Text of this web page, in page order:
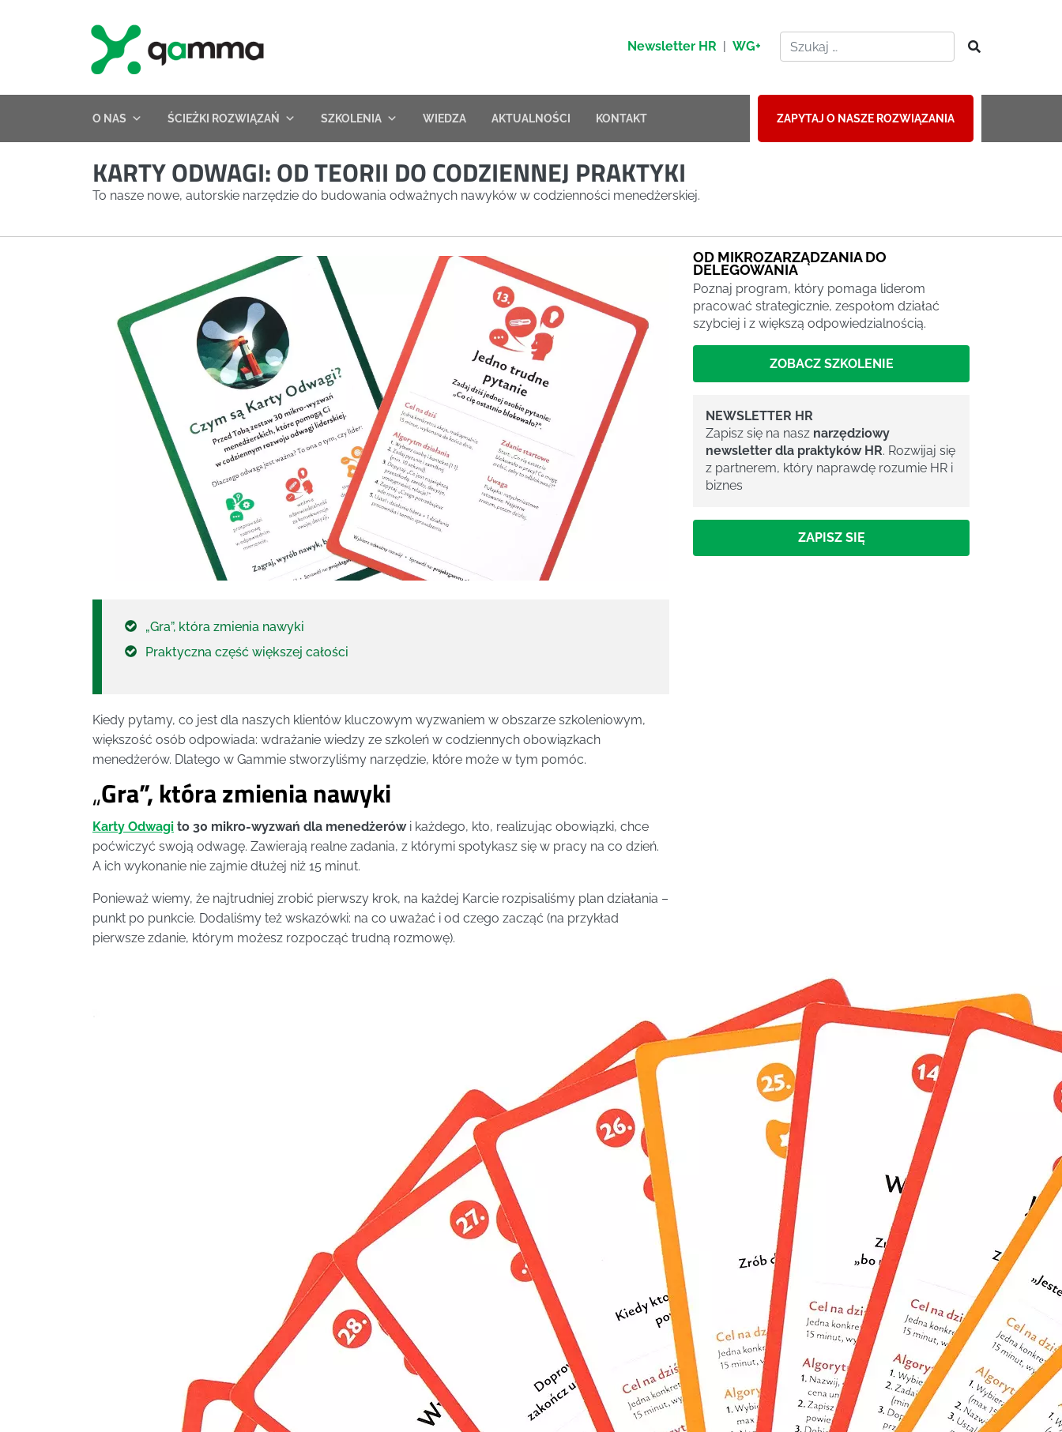
Newsletter HR | WG+
O NAS ŚCIEŻKI ROZWIĄZAŃ SZKOLENIA WIEDZA AKTUALNOŚCI KONTAKT ZAPYTAJ O NASZE ROZWIĄZANIA
KARTY ODWAGI: OD TEORII DO CODZIENNEJ PRAKTYKI
To nasze nowe, autorskie narzędzie do budowania odważnych nawyków w codzienności menedżerskiej.
„Gra”, która zmienia nawyki
Praktyczna część większej całości
Kiedy pytamy, co jest dla naszych klientów kluczowym wyzwaniem w obszarze szkoleniowym,
większość osób odpowiada: wdrażanie wiedzy ze szkoleń w codziennych obowiązkach
menedżerów. Dlatego w Gammie stworzyliśmy narzędzie, które może w tym pomóc.
„Gra”, która zmienia nawyki
Karty Odwagi to 30 mikro-wyzwań dla menedżerówi każdego, kto, realizując obowiązki, chce
poćwiczyć swoją odwagę. Zawierają realne zadania, z którymi spotykasz się w pracy na co dzień.
A ich wykonanie nie zajmie dłużej niż 15 minut.
Ponieważ wiemy, że najtrudniej zrobić pierwszy krok, na każdej Karcie rozpisaliśmy plan działania –
punkt po punkcie. Dodaliśmy też wskazówki: na co uważać i od czego zacząć (na przykład
pierwsze zdanie, którym możesz rozpocząć trudną rozmowę).
OD MIKROZARZĄDZANIA DO
DELEGOWANIA
Poznaj program, który pomaga liderom
pracować strategicznie, zespołom działać
szybciej i z większą odpowiedzialnością.
ZOBACZ SZKOLENIE
NEWSLETTER HR
Zapisz się na nasz narzędziowy
newsletter dla praktyków HR. Rozwijaj się
z partnerem, który naprawdę rozumie HR i
biznes
ZAPISZ SIĘ